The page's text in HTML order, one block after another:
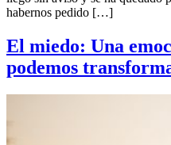
habernos pedido […]
El miedo: Una
podemos